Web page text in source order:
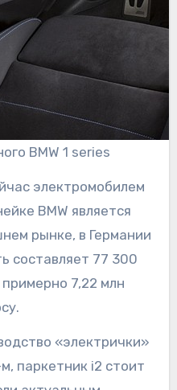
BMW 1 series
электромобилем
BMW является
рынке, в Германии
составляет 77 300
7,22 млн
«электрички»
паркетник i2 стоит